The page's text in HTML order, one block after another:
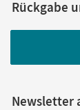
Rückgabe
Newsletter